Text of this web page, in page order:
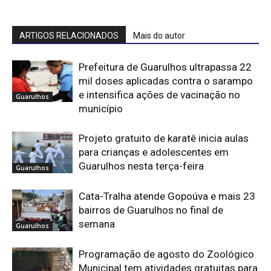
ARTIGOS RELACIONADOS Mais do autor
Guarulhos
Prefeitura de Guarulhos ultrapassa 22
mil doses aplicadas contra o sarampo
e intensifica ações de vacinação no
município
Guarulhos
Projeto gratuito de karatê inicia aulas
para crianças e adolescentes em
Guarulhos nesta terça-feira
Guarulhos
Cata-Tralha atende Gopoúva e mais 23
bairros de Guarulhos no final de
semana
Programação de agosto do Zoológico
Municipal tem atividades gratuitas para